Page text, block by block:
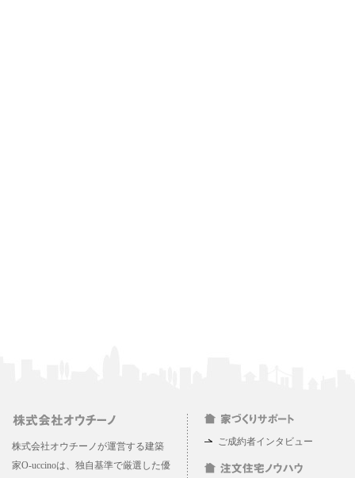
株式会社オウチーノが運営する建築
家O-uccinoは、独自基準で厳選した優
ご成約者インタビュー